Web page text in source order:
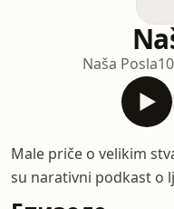
Naša Posla
Male priče o velikim
su narativni podkast o